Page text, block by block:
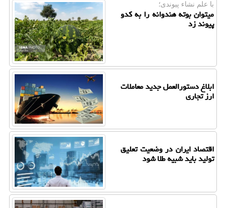
با علم نشاء پیوندی؛
میتوان بوته هندوانه را به کدو
پیوند زد
ابلاغ دستورالعمل جدید معاملات
ارز تجاری
اقتصاد ایران در وضعیت تعلیق
تولید باید شبیه طلا شود